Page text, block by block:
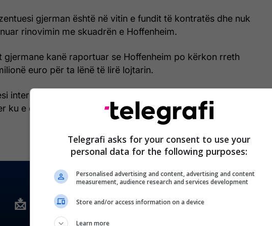
gjerman është në vitin e fundit të kontratës dhe nuk
rinovimin me skuadrën e Hoffenheim.
gjermane kanë raportuar se Hoffenheim po kërkon rreth
euro për ta lënë të lirë lojtarin.
interesim për reprezentuesin gjerman ka edhe nga Liga
ku e duan Liverpool dhe Tottenham Hotspurs. /Telegrafi/
Telegrafi asks for your consent to use your
personal data for the following purposes:
Personalised advertising and content, advertising and content
measurement, audience research and services development
Store and/or access information on a device
Learn more